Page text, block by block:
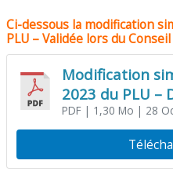
Ci-dessous la modification
PLU – Validée lors du
Modification
2023 du PLU –
PDF| 1,30 Mo | 28